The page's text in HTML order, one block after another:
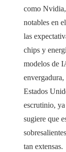
como
notables en
las
chips y
modelos de
Estados
escrutinio,
sugiere que
tan extensas.